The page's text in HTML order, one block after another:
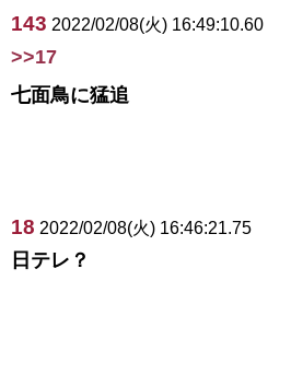
143 2022/02/08(火) 16:49:10.60
>>17
七面鳥に猛追
18 2022/02/08(火) 16:46:21.75
日テレ？